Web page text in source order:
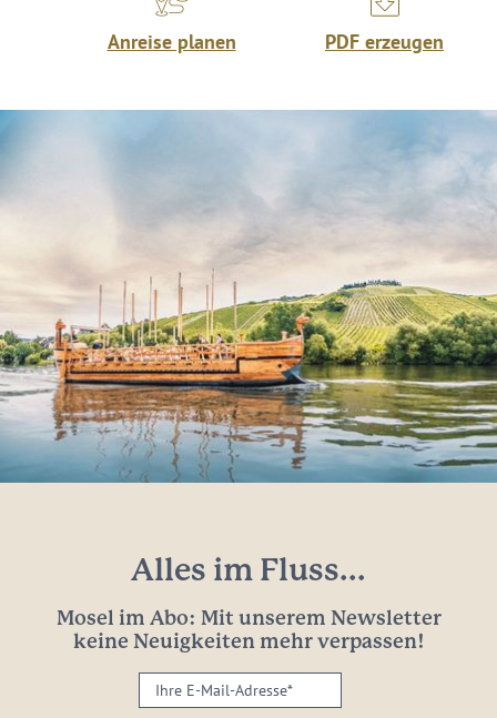
Anreise planen PDF erzeugen
Alles im Fluss...
Mosel im Abo: Mit unserem Newsletter
keine Neuigkeiten mehr verpassen!
Ihre
E-